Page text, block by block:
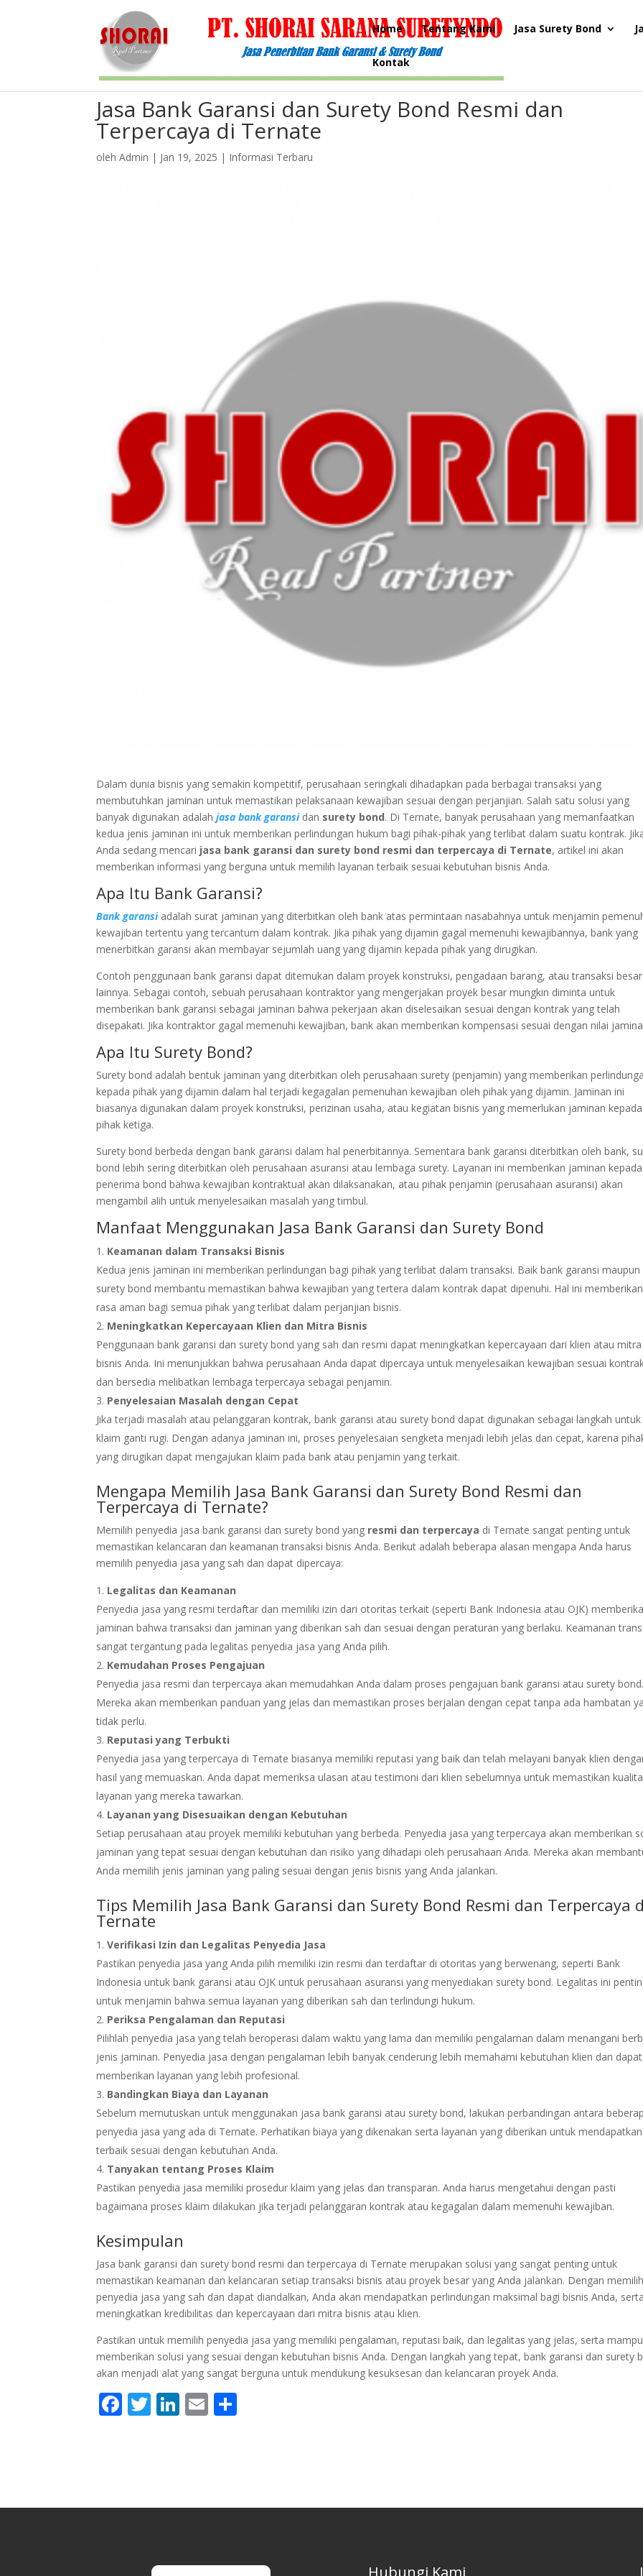
Home Tentang Kami Jasa Surety Bond
Kontak
Jasa Bank Garansi dan Surety Bond Resmi dan
Terpercaya di Ternate
olehAdmin | Jan 19, 2025 | Informasi Terbaru
Dalam dunia bisnis yang semakin kompetitif, perusahaan seringkali dihadapkan pada berbagai transaksi yang
membutuhkan jaminan untuk memastikan pelaksanaan kewajiban sesuai dengan perjanjian. Salah satu solusi yang
banyak digunakan adalahjasa bank garansidan surety bond. Di Ternate, banyak perusahaan yang memanfaatkan
kedua jenis jaminan ini untuk memberikan perlindungan hukum bagi pihak-pihak yang terlibat dalam suatu kontrak.
Anda sedang mencari jasa bank garansi dan surety bond resmi dan terpercaya di Ternate, artikel ini akan
memberikan informasi yang berguna untuk memilih layanan terbaik sesuai kebutuhan bisnis Anda.
Apa Itu Bank Garansi?
Bank garansiadalah surat jaminan yang diterbitkan oleh bank atas permintaan nasabahnya untuk menjamin
kewajiban tertentu yang tercantum dalam kontrak. Jika pihak yang dijamin gagal memenuhi kewajibannya, bank yang
menerbitkan garansi akan membayar sejumlah uang yang dijamin kepada pihak yang dirugikan.
Contoh penggunaan bank garansi dapat ditemukan dalam proyek konstruksi, pengadaan barang, atau transaksi besar
lainnya. Sebagai contoh, sebuah perusahaan kontraktor yang mengerjakan proyek besar mungkin diminta untuk
memberikan bank garansi sebagai jaminan bahwa pekerjaan akan diselesaikan sesuai dengan kontrak yang telah
disepakati. Jika kontraktor gagal memenuhi kewajiban, bank akan memberikan kompensasi sesuai dengan nilai
Apa Itu Surety Bond?
Surety bond adalah bentuk jaminan yang diterbitkan oleh perusahaan surety (penjamin) yang memberikan
kepada pihak yang dijamin dalam hal terjadi kegagalan pemenuhan kewajiban oleh pihak yang dijamin. Jaminan ini
biasanya digunakan dalam proyek konstruksi, perizinan usaha, atau kegiatan bisnis yang memerlukan jaminan kepada
pihak ketiga.
Surety bond berbeda dengan bank garansi dalam hal penerbitannya. Sementara bank garansi diterbitkan oleh bank,
bond lebih sering diterbitkan oleh perusahaan asuransi atau lembaga surety. Layanan ini memberikan jaminan kepada
penerima bond bahwa kewajiban kontraktual akan dilaksanakan, atau pihak penjamin (perusahaan asuransi) akan
mengambil alih untuk menyelesaikan masalah yang timbul.
Manfaat Menggunakan Jasa Bank Garansi dan Surety Bond
Keamanan dalam Transaksi Bisnis
Kedua jenis jaminan ini memberikan perlindungan bagi pihak yang terlibat dalam transaksi. Baik bank garansi maupun
surety bond membantu memastikan bahwa kewajiban yang tertera dalam kontrak dapat dipenuhi. Hal ini memberikan
rasa aman bagi semua pihak yang terlibat dalam perjanjian bisnis.
Meningkatkan Kepercayaan Klien dan Mitra Bisnis
Penggunaan bank garansi dan surety bond yang sah dan resmi dapat meningkatkan kepercayaan dari klien atau mitra
bisnis Anda. Ini menunjukkan bahwa perusahaan Anda dapat dipercaya untuk menyelesaikan kewajiban sesuai
dan bersedia melibatkan lembaga terpercaya sebagai penjamin.
Penyelesaian Masalah dengan Cepat
Jika terjadi masalah atau pelanggaran kontrak, bank garansi atau surety bond dapat digunakan sebagai langkah untuk
klaim ganti rugi. Dengan adanya jaminan ini, proses penyelesaian sengketa menjadi lebih jelas dan cepat, karena
yang dirugikan dapat mengajukan klaim pada bank atau penjamin yang terkait.
Mengapa Memilih Jasa Bank Garansi dan Surety Bond Resmi dan
Terpercaya di Ternate?
Memilih penyedia jasa bank garansi dan surety bond yang resmi dan terpercaya di Ternate sangat penting untuk
memastikan kelancaran dan keamanan transaksi bisnis Anda. Berikut adalah beberapa alasan mengapa Anda harus
memilih penyedia jasa yang sah dan dapat dipercaya:
Legalitas dan Keamanan
Penyedia jasa yang resmi terdaftar dan memiliki izin dari otoritas terkait (seperti Bank Indonesia atau OJK)
jaminan bahwa transaksi dan jaminan yang diberikan sah dan sesuai dengan peraturan yang berlaku. Keamanan
sangat tergantung pada legalitas penyedia jasa yang Anda pilih.
Kemudahan Proses Pengajuan
Penyedia jasa resmi dan terpercaya akan memudahkan Anda dalam proses pengajuan bank garansi atau surety bond.
Mereka akan memberikan panduan yang jelas dan memastikan proses berjalan dengan cepat tanpa ada hambatan
tidak perlu.
Reputasi yang Terbukti
Penyedia jasa yang terpercaya di Ternate biasanya memiliki reputasi yang baik dan telah melayani banyak klien
hasil yang memuaskan. Anda dapat memeriksa ulasan atau testimoni dari klien sebelumnya untuk memastikan
layanan yang mereka tawarkan.
Layanan yang Disesuaikan dengan Kebutuhan
Setiap perusahaan atau proyek memiliki kebutuhan yang berbeda. Penyedia jasa yang terpercaya akan memberikan
jaminan yang tepat sesuai dengan kebutuhan dan risiko yang dihadapi oleh perusahaan Anda. Mereka akan
Anda memilih jenis jaminan yang paling sesuai dengan jenis bisnis yang Anda jalankan.
Tips Memilih Jasa Bank Garansi dan Surety Bond Resmi dan Terpercaya
Ternate
Verifikasi Izin dan Legalitas Penyedia Jasa
Pastikan penyedia jasa yang Anda pilih memiliki izin resmi dan terdaftar di otoritas yang berwenang, seperti Bank
Indonesia untuk bank garansi atau OJK untuk perusahaan asuransi yang menyediakan surety bond. Legalitas ini
untuk menjamin bahwa semua layanan yang diberikan sah dan terlindungi hukum.
Periksa Pengalaman dan Reputasi
Pilihlah penyedia jasa yang telah beroperasi dalam waktu yang lama dan memiliki pengalaman dalam menangani
jenis jaminan. Penyedia jasa dengan pengalaman lebih banyak cenderung lebih memahami kebutuhan klien dan dapat
memberikan layanan yang lebih profesional.
Bandingkan Biaya dan Layanan
Sebelum memutuskan untuk menggunakan jasa bank garansi atau surety bond, lakukan perbandingan antara
penyedia jasa yang ada di Ternate. Perhatikan biaya yang dikenakan serta layanan yang diberikan untuk
terbaik sesuai dengan kebutuhan Anda.
Tanyakan tentang Proses Klaim
Pastikan penyedia jasa memiliki prosedur klaim yang jelas dan transparan. Anda harus mengetahui dengan pasti
bagaimana proses klaim dilakukan jika terjadi pelanggaran kontrak atau kegagalan dalam memenuhi kewajiban.
Kesimpulan
Jasa bank garansi dan surety bond resmi dan terpercaya di Ternate merupakan solusi yang sangat penting untuk
memastikan keamanan dan kelancaran setiap transaksi bisnis atau proyek besar yang Anda jalankan. Dengan memilih
penyedia jasa yang sah dan dapat diandalkan, Anda akan mendapatkan perlindungan maksimal bagi bisnis Anda, serta
meningkatkan kredibilitas dan kepercayaan dari mitra bisnis atau klien.
Pastikan untuk memilih penyedia jasa yang memiliki pengalaman, reputasi baik, dan legalitas yang jelas, serta mampu
memberikan solusi yang sesuai dengan kebutuhan bisnis Anda. Dengan langkah yang tepat, bank garansi dan surety
akan menjadi alat yang sangat berguna untuk mendukung kesuksesan dan kelancaran proyek Anda.
F T Li E